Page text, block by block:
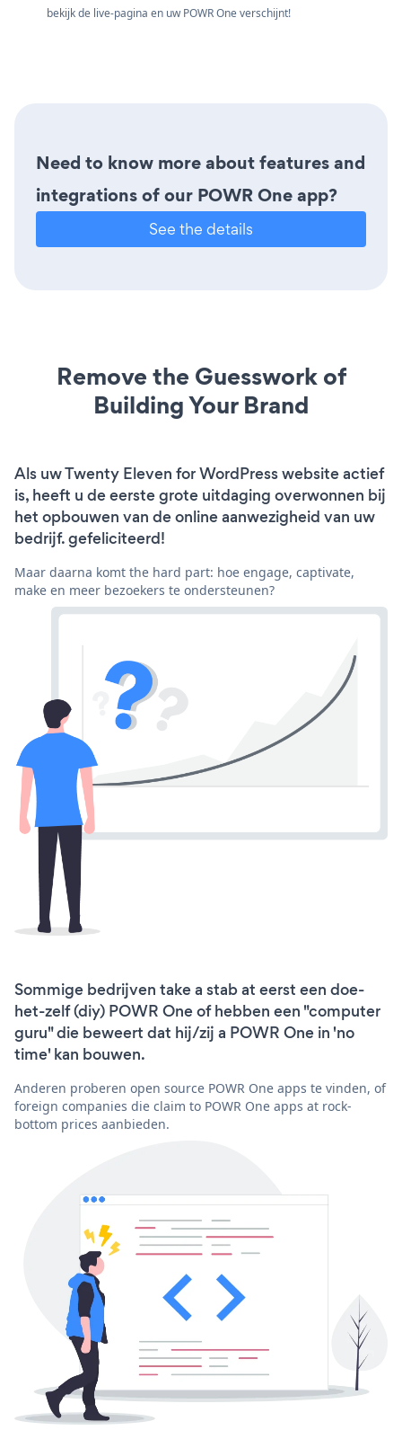
bekijk de live-pagina en uw POWR One verschijnt!
Need to know more about features and
integrations of our POWR One app?
See the details
Remove the Guesswork of
Building Your Brand
Als uw Twenty Eleven for WordPress website actief
is, heeft u de eerste grote uitdaging overwonnen bij
het opbouwen van de online aanwezigheid van uw
bedrijf. gefeliciteerd!
Maar daarna komt the hard part: hoe engage, captivate,
make en meer bezoekers te ondersteunen?
Sommige bedrijven take a stab at eerst een doe-
het-zelf (diy) POWR One of hebben een "computer
guru" die beweert dat hij/zij a POWR One in 'no
time' kan bouwen.
Anderen proberen open source POWR One apps te vinden, of
foreign companies die claim to POWR One apps at rock-
bottom prices aanbieden.